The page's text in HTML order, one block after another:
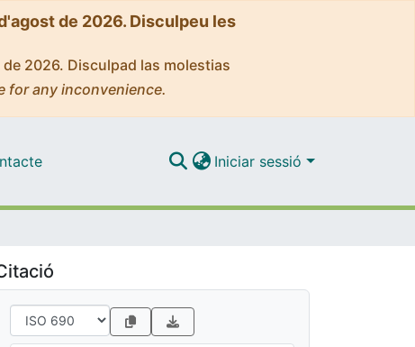
de 2026. Disculpeu les
2026. Disculpad las molestias
for any inconvenience.
Iniciar sessió